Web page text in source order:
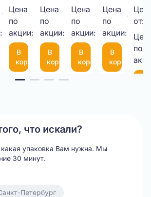
1 000,00 ₽/
шт.
500*20МКМ*1,3кг
НЕТТО
Цена
по
акции:
335,00 ₽/
шт.
В
корзину
ВПП
3-
10-
75
(300*200мм)
Цена
по
акции:
6,50 ₽/
шт.
В
корзину
340х460
50
мкм
Цена
по
акции:
8,45 ₽/
шт.
В
корзину
6
мм
с
35
см
Цена
по
акции:
4,00
шт.
В
корзину
от:
по
что искали?
упаковка Вам нужна. Мы
30 минут.
Петербург